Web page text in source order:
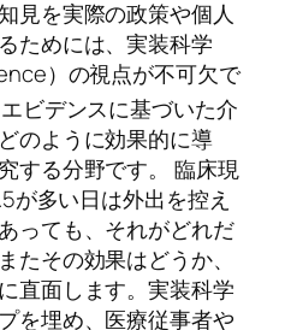
見を実際の政策や個人
ためには、実装科学
）の視点が不可欠で
ビデンスに基づいた介
のように効果的に導
する分野です。 臨床現
が多い日は外出を控え
っても、それがどれだ
たその効果はどうか、
直面します。実装科学
を埋め、医療従事者や